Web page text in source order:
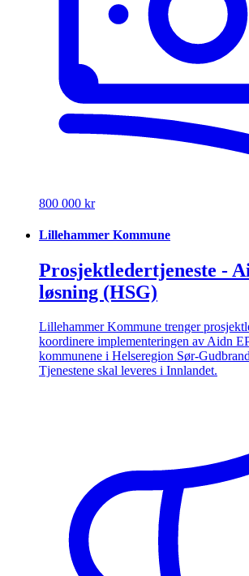
800 000 kr
Lillehammer Kommune
Prosjektledertjeneste -
løsning (HSG)
Lillehammer Kommune trenger
koordinere implementeringen av Aidn
kommunene i Helseregion Sør-
Tjenestene skal leveres i Innlandet.